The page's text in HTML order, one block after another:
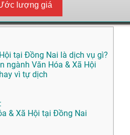
lượng giá
tại Đồng Nai là dịch vụ gì?
ngành Văn Hóa & Xã Hội
vì tự dịch
& Xã Hội tại Đồng Nai